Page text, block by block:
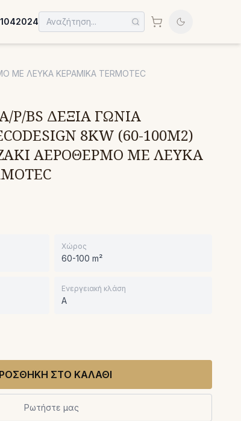
ΜΕ ΛΕΥΚΑ ΚΕΡΑΜΙΚΑ TERMOTEC
P/BS ΔΕΞΙΑ ΓΩΝΙΑ
8KW (60-100M2)
ΑΕΡΟΘΕΡΜΟ ΜΕ ΛΕΥΚΑ
Χώρος
60-100 m²
Ενεργειακή κλάση
A
ΣΤΟ ΚΑΛΑΘΙ
Ρωτήστε μας